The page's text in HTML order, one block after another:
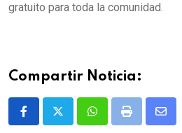
gratuito para toda la comunidad.
Compartir Noticia:
WhatsappPrint
Share